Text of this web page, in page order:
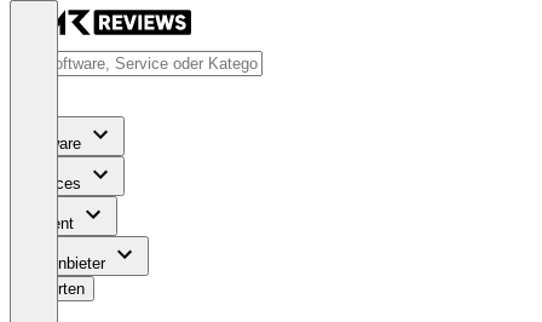
Software
Services
Content
Für Anbieter
Bewerten